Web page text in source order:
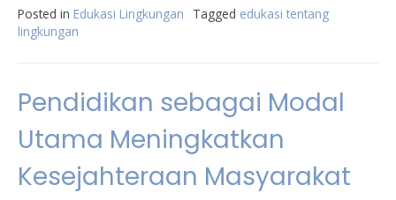
Posted in Edukasi Lingkungan Tagged edukasi tentang
lingkungan
Pendidikan sebagai Modal
Utama Meningkatkan
Kesejahteraan Masyarakat